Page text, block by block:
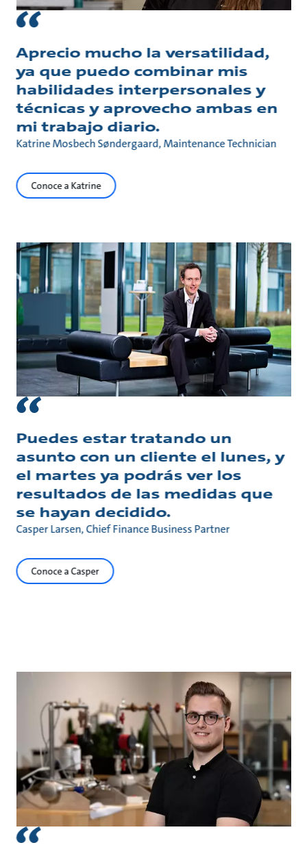
Aprecio mucho la versatilidad,
ya que puedo combinar mis
habilidades interpersonales y
técnicas y aprovecho ambas en
mi trabajo diario.
Katrine Mosbech Søndergaard, Maintenance Technician
Conoce a Katrine
Puedes estar tratando un
asunto con un cliente el lunes, y
el martes ya podrás ver los
resultados de las medidas que
se hayan decidido.
Casper Larsen, Chief Finance Business Partner
Conoce a Casper